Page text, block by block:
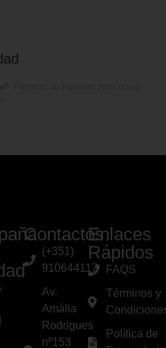
Contactos
(+351)
910644117
Av.
Amália
Rodrigues
nº153
Enlaces
Rápidos
FAQS
Términos y
Política de